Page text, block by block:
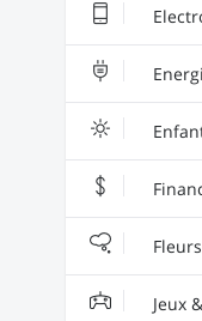
Fleurs
Jeux